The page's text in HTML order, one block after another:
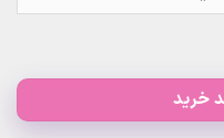
خرید